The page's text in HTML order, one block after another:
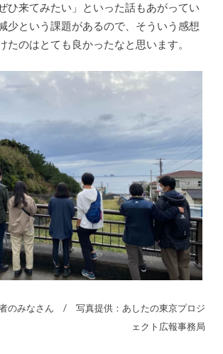
ひ来てみたい」といった話もあがってい
少という課題があるので、そういう感想
たのはとても良かったなと思います。
のみなさん / 写真提供：あしたの東京プロジ
ェクト広報事務局